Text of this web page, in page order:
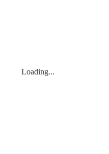
Loading...
Loading...